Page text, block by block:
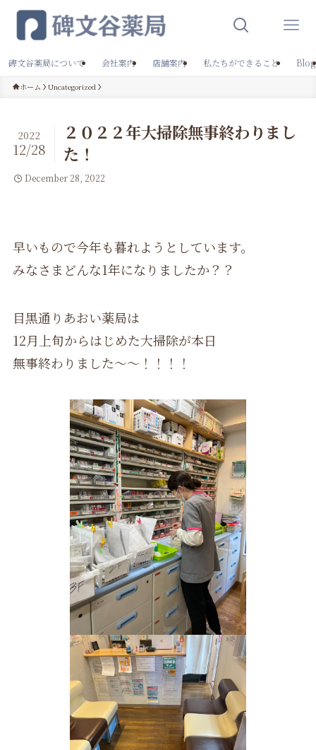
碑文谷薬局について 会社案内 店舗案内 私たちができること Blog
ホーム Uncategorized
２０２２年大掃除無事終わりまし
た！
2022
12/28
December 28, 2022
早いもので今年も暮れようとしています。
みなさまどんな1年になりましたか？？
目黒通りあおい薬局は
12月上旬からはじめた大掃除が本日
無事終わりました～～！！！！